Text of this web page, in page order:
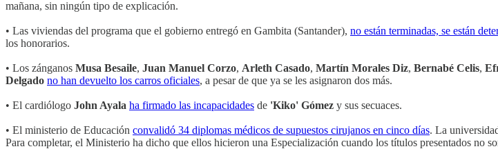
mañana, sin ningún tipo de explicación.
• Las viviendas del programa que el gobierno entregó en Gambita (Santander), no están terminadas, se están
los honorarios.
• Los zánganos Musa Besaile, Juan Manuel Corzo, Arleth Casado, Martín Morales Diz, Bernabé Celis,
Delgado no han devuelto los carros oficiales, a pesar de que ya se les asignaron dos más.
• El cardiólogo John Ayala ha firmado las incapacidades de 'Kiko' Gómez y sus secuaces.
• El ministerio de Educación convalidó 34 diplomas médicos de supuestos cirujanos en cinco días. La
Para completar, el Ministerio ha dicho que ellos hicieron una Especialización cuando los títulos presentados no